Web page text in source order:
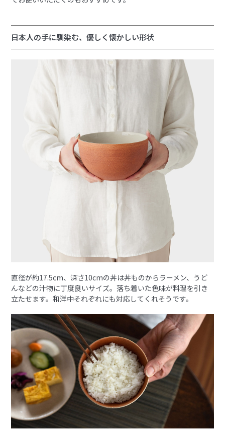
日本人の手に馴染む、優しく懐かしい形状
直径が約17.5cm、深さ10cmの丼は丼ものからラーメン、うど
んなどの汁物に丁度良いサイズ。落ち着いた色味が料理を引き
立たせます。和洋中それぞれにも対応してくれそうです。